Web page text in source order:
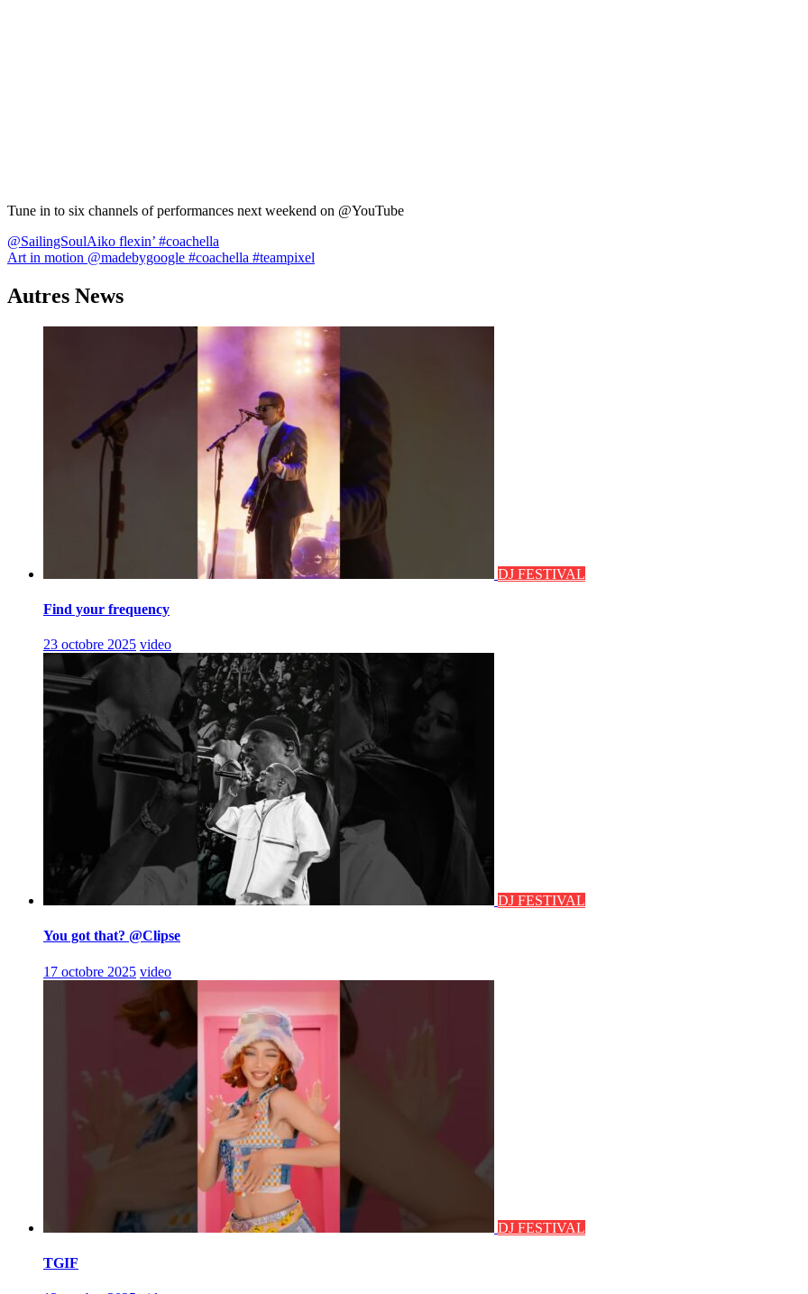
Tune in to six channels of performances next weekend on @YouTube
Navigation
de
l’article
@SailingSoulAiko flexin’ #coachella
Art in motion @madebygoogle #coachella #teampixel
Autres News
DJ FESTIVAL
Find your frequency
23 octobre 2025 video
DJ FESTIVAL
You got that? @Clipse
17 octobre 2025 video
DJ FESTIVAL
TGIF